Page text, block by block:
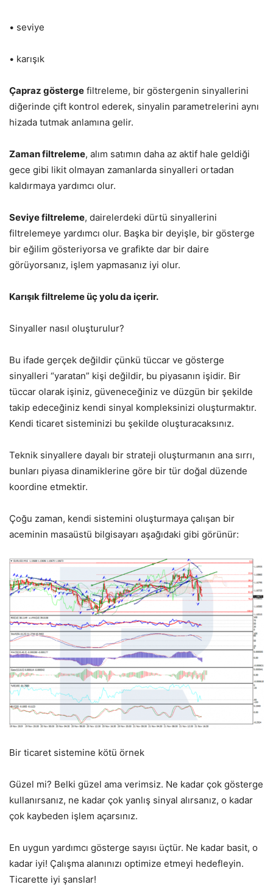
• seviye
• karışık
Çapraz gösterge filtreleme, bir göstergenin sinyallerini
diğerinde çift kontrol ederek, sinyalin parametrelerini aynı
hizada tutmak anlamına gelir.
Zaman filtreleme, alım satımın daha az aktif hale geldiği
gece gibi likit olmayan zamanlarda sinyalleri ortadan
kaldırmaya yardımcı olur.
Seviye filtreleme, dairelerdeki dürtü sinyallerini
filtrelemeye yardımcı olur. Başka bir deyişle, bir gösterge
bir eğilim gösteriyorsa ve grafikte dar bir daire
görüyorsanız, işlem yapmasanız iyi olur.
Karışık filtreleme üç yolu da içerir.
Sinyaller nasıl oluşturulur?
Bu ifade gerçek değildir çünkü tüccar ve gösterge
sinyalleri “yaratan” kişi değildir, bu piyasanın işidir. Bir
tüccar olarak işiniz, güveneceğiniz ve düzgün bir şekilde
takip edeceğiniz kendi sinyal kompleksinizi oluşturmaktır.
Kendi ticaret sisteminizi bu şekilde oluşturacaksınız.
Teknik sinyallere dayalı bir strateji oluşturmanın ana sırrı,
bunları piyasa dinamiklerine göre bir tür doğal düzende
koordine etmektir.
Çoğu zaman, kendi sistemini oluşturmaya çalışan bir
aceminin masaüstü bilgisayarı aşağıdaki gibi görünür:
Bir ticaret sistemine kötü örnek
Güzel mi? Belki güzel ama verimsiz. Ne kadar çok gösterge
kullanırsanız, ne kadar çok yanlış sinyal alırsanız, o kadar
çok kaybeden işlem açarsınız.
En uygun yardımcı gösterge sayısı üçtür. Ne kadar basit, o
kadar iyi! Çalışma alanınızı optimize etmeyi hedefleyin.
Ticarette iyi şanslar!